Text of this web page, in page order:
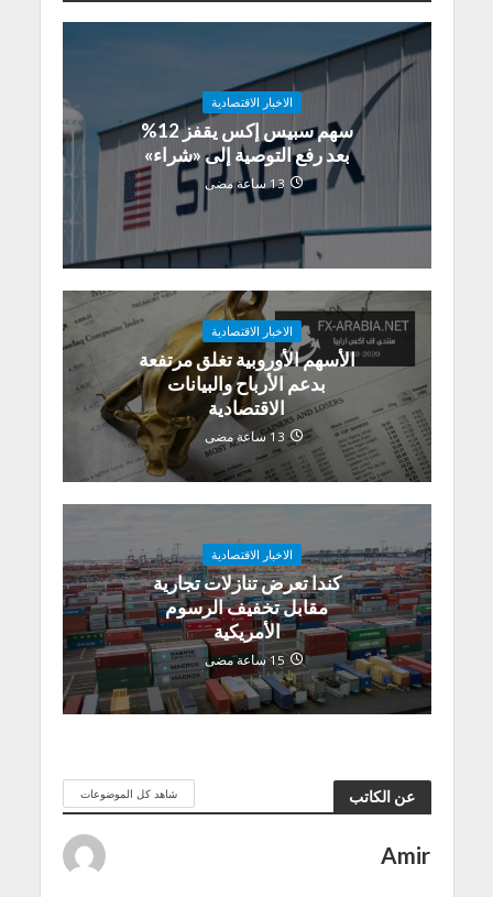
الاخبار الاقتصادية
سهم سبيس إكس يقفز 12%
بعد رفع التوصية إلى «شراء»
13 ساعة مضى
الاخبار الاقتصادية
الأسهم الأوروبية تغلق مرتفعة
بدعم الأرباح والبيانات
الاقتصادية
13 ساعة مضى
الاخبار الاقتصادية
كندا تعرض تنازلات تجارية
مقابل تخفيف الرسوم
الأمريكية
15 ساعة مضى
عن الكاتب شاهد كل الموضوعات
Amir